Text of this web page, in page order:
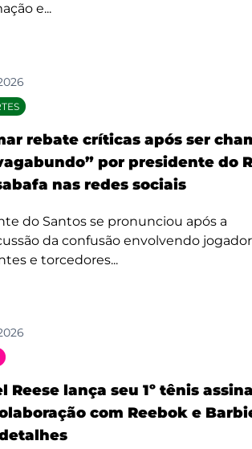
e...
rebate críticas após ser
por presidente do
nas redes sociais
do Santos se pronunciou após a
da confusão envolvendo
e torcedores...
Reese lança seu 1º tênis
com Reebok e